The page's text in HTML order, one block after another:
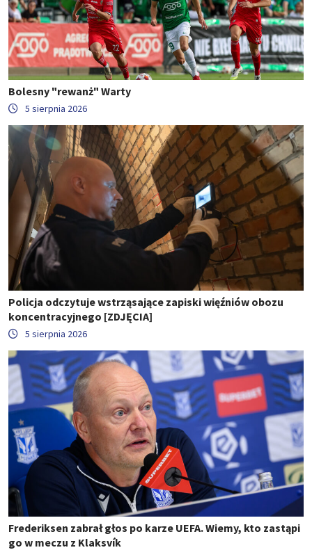
Bolesny "rewanż" Warty
5 sierpnia 2026
Policja odczytuje wstrząsające zapiski więźniów obozu
koncentracyjnego [ZDJĘCIA]
5 sierpnia 2026
Frederiksen zabrał głos po karze UEFA. Wiemy, kto zastąpi
go w meczu z Klaksvík